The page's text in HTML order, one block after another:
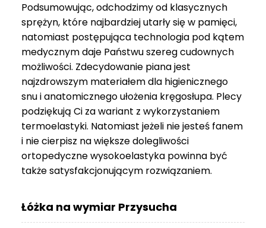
Podsumowując, odchodzimy od klasycznych
sprężyn, które najbardziej utarły się w pamięci,
natomiast postępująca technologia pod kątem
medycznym daje Państwu szereg cudownych
możliwości. Zdecydowanie piana jest
najzdrowszym materiałem dla higienicznego
snu i anatomicznego ułożenia kręgosłupa. Plecy
podziękują Ci za wariant z wykorzystaniem
termoelastyki. Natomiast jeżeli nie jesteś fanem
i nie cierpisz na większe dolegliwości
ortopedyczne wysokoelastyka powinna być
także satysfakcjonującym rozwiązaniem.
Łóżka na wymiar Przysucha